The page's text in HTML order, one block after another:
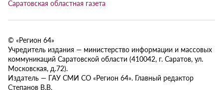
Саратовская областная газета
© «Регион 64»
Учредитель издания — министерство информации и массовых
коммуникаций Саратовской области (410042, г. Саратов, ул.
Московская, д.72).
Издатель — ГАУ СМИ СО «Регион 64». Главный редактор
Степанов В.В.